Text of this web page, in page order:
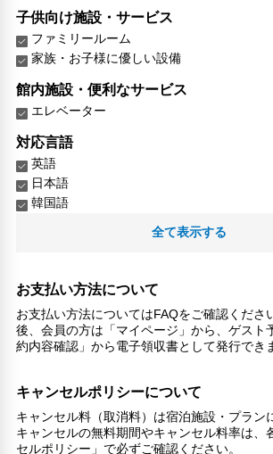
子供向け施設・サービス
ファミリールーム
家族・お子様に優しい設備
館内施設・便利なサービス
エレベーター
対応言語
英語
日本語
韓国語
コンタクトレス チェックイン/チェックアウ
医師/看護師 オンコール待機
リネン・衣類の湯洗い
共用筆記用具の設置なし
全て表示する
お支払い方法について
お支払い方法についてはFAQをご確認くださ
後、会員の方は「マイページ」から、ゲスト
約内容確認」から電子領収書として発行でき
キャンセルポリシーについて
キャンセル料（取消料）は宿泊施設・プラン
キャンセルの無料期間やキャンセル料率は、
セルポリシー」で必ずご確認ください。